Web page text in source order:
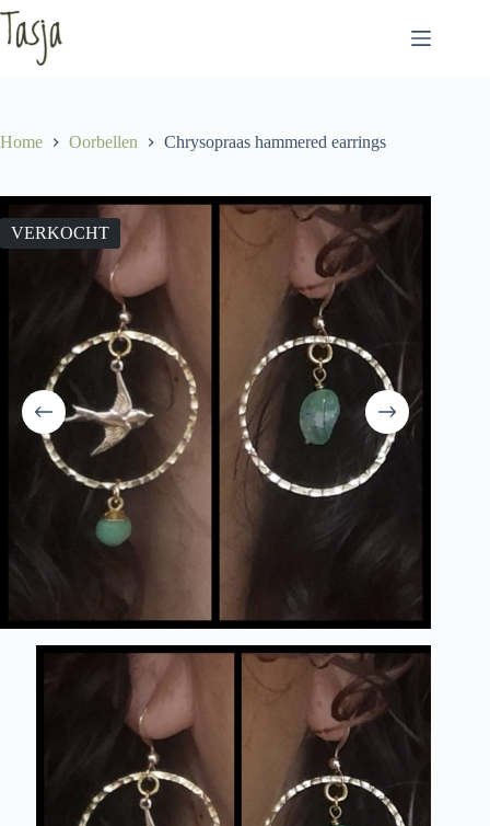
Ga
naar
de
inhoud
Home Oorbellen Chrysopraas hammered earrings
VERKOCHT